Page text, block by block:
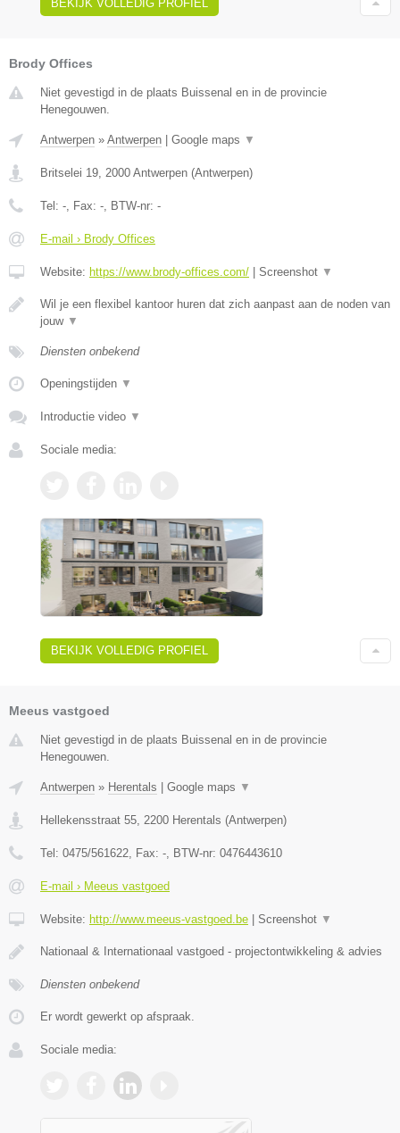
BEKIJK VOLLEDIG PROFIEL
Brody Offices
Niet gevestigd in de plaats Buissenal en in de provincie
Henegouwen.
Antwerpen » Antwerpen Google maps ▼
Britselei 19, 2000 Antwerpen (Antwerpen)
Tel: -, Fax: -, BTW-nr: -
E-mail › Brody Offices
Website: https://www.brody-offices.com/ Screenshot ▼
Wil je een flexibel kantoor huren dat zich aanpast aan de noden van
jouw ▼
Diensten onbekend
Openingstijden ▼
Introductie video ▼
Sociale media:
BEKIJK VOLLEDIG PROFIEL
Meeus vastgoed
Niet gevestigd in de plaats Buissenal en in de provincie
Henegouwen.
Antwerpen » Herentals | Google maps ▼
Hellekensstraat 55 2200 Herentals (Antwerpen)
Tel: 0475/561622 , Fax: - , BTW-nr: 0476443610
E-mail › Meeus vastgoed
Website: http://www.meeus-vastgoed.be | Screenshot ▼
Nationaal & Internationaal vastgoed - projectontwikkeling & advies
Diensten onbekend
Er wordt gewerkt op afspraak.
Sociale media: